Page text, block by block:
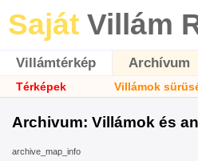
Saját Villám
Villámtérkép Archívum
Térképek Villámok
Archivum: Villámok és
archive_map_info